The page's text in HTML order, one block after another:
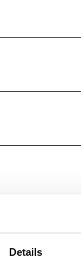
Details